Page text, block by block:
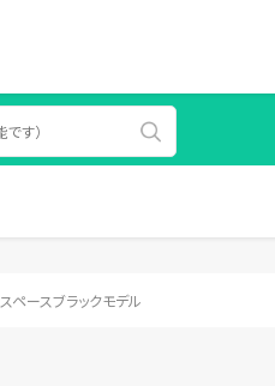
スペースブラックモデル